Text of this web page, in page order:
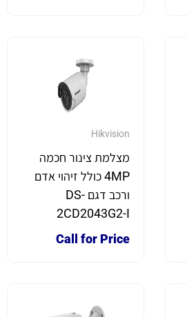
Hikvision
מצלמת צינור חכמה
4MP כולל זיהוי אדם
ורכב דגם DS-
2CD2043G2-I
Call for Price